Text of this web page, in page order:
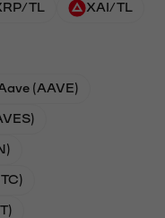
TL XAI/TL
(AAVE)